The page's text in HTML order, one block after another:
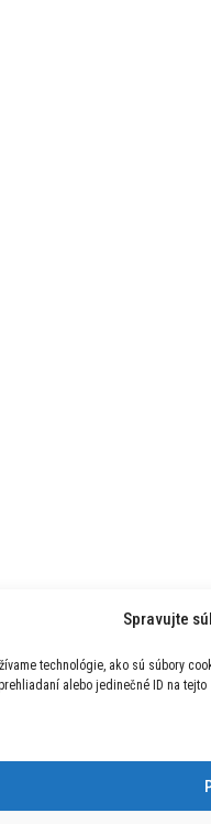
Spravujte
technológie, ako sú súbory
alebo jedinečné ID na